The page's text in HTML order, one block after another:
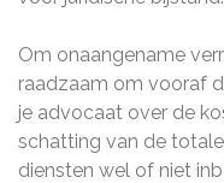
Om onaangename
raadzaam om vooraf
je advocaat over de
schatting van de
diensten wel of niet